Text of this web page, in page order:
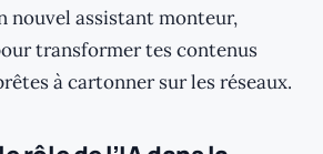
nouvel assistant monteur,
transformer tes contenus
à cartonner sur les réseaux.